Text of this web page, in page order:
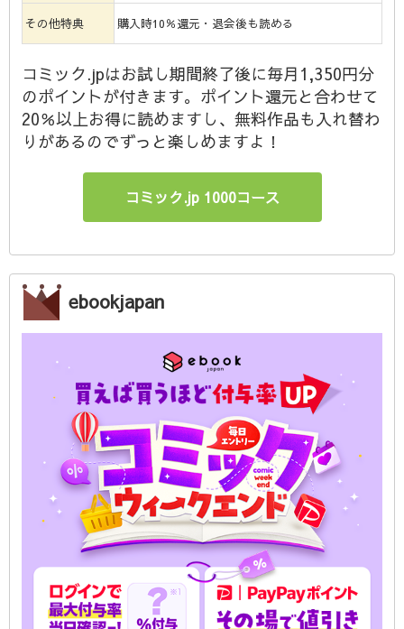
その他特典 購入時10％還元・退会後も読める
コミック.jpはお試し期間終了後に毎月1,350円分
のポイントが付きます。ポイント還元と合わせて
20％以上お得に読めますし、無料作品も入れ替わ
りがあるのでずっと楽しめますよ！
コミック.jp 1000コース
ebookjapan